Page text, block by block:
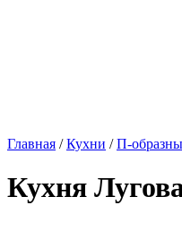
Главная /Кухни /П-
Кухня